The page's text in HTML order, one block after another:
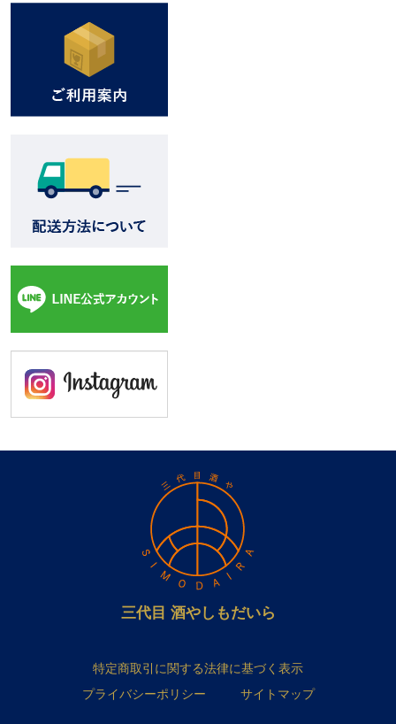
三代目 酒やしもだいら
特定商取引に関する法律に基づく表示
プライバシーポリシー
サイトマップ